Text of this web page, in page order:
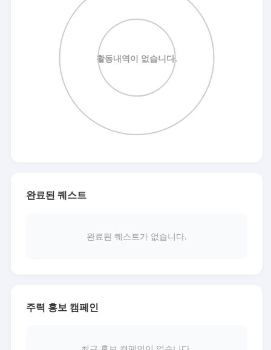
완료된 퀘스트
완료된 퀘스트가 없습니다.
주력 홍보 캠페인